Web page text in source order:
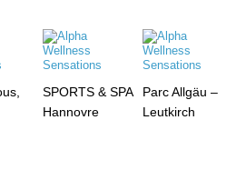
SPORTS & SPA
Hannovre
Parc Allgäu –
Leutkirch